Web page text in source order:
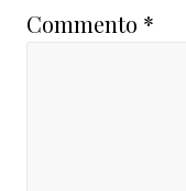
Commento *